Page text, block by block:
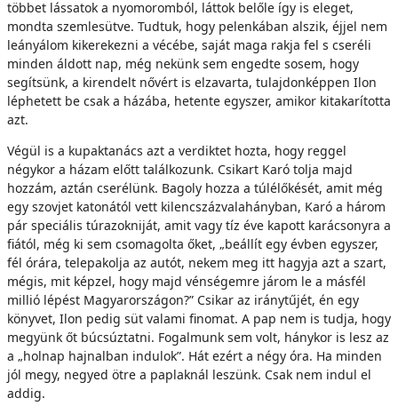
többet lássatok a nyomoromból, láttok belőle így is eleget,
mondta szemlesütve. Tudtuk, hogy pelenkában alszik, éjjel nem
leányálom kikerekezni a vécébe, saját maga rakja fel s cseréli
minden áldott nap, még nekünk sem engedte sosem, hogy
segítsünk, a kirendelt nővért is elzavarta, tulajdonképpen Ilon
léphetett be csak a házába, hetente egyszer, amikor kitakarította
azt.
Végül is a kupaktanács azt a verdiktet hozta, hogy reggel
négykor a házam előtt találkozunk. Csikart Karó tolja majd
hozzám, aztán cserélünk. Bagoly hozza a túlélőkését, amit még
egy szovjet katonától vett kilencszázvalahányban, Karó a három
pár speciális túrazokniját, amit vagy tíz éve kapott karácsonyra a
fiától, még ki sem csomagolta őket, „beállít egy évben egyszer,
fél órára, telepakolja az autót, nekem meg itt hagyja azt a szart,
mégis, mit képzel, hogy majd vénségemre járom le a másfél
millió lépést Magyarországon?” Csikar az iránytűjét, én egy
könyvet, Ilon pedig süt valami finomat. A pap nem is tudja, hogy
megyünk őt búcsúztatni. Fogalmunk sem volt, hánykor is lesz az
a „holnap hajnalban indulok”. Hát ezért a négy óra. Ha minden
jól megy, negyed ötre a paplaknál leszünk. Csak nem indul el
addig.